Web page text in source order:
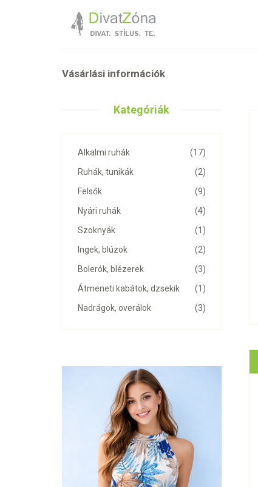
Vásárlási információk
Kategóriák
(17)
Alkalmi ruhák
(2)
Ruhák, tunikák
(9)
Felsők
(4)
Nyári ruhák
(1)
Szoknyák
(2)
Ingek, blúzok
(3)
Bolerók, blézerek
(1)
Átmeneti kabátok, dzsekik
(3)
Nadrágok, overálok